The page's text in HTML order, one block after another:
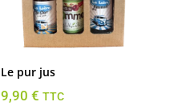
Le pur jus
9,90 € TTC